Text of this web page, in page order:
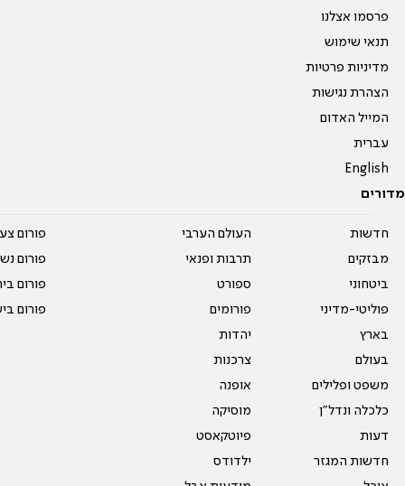
פרסמו אצלנו
תנאי שימוש
מדיניות פרטיות
הצהרת נגישות
המייל האדום
עברית
English
מדורים
חדשות
מבזקים
ביטחוני
פוליטי-מדיני
בארץ
בעולם
משפט ופלילים
כלכלה ונדל"ן
דעות
חדשות המגזר
העולם הערבי
תרבות ופנאי
ספורט
פורומים
יהדות
צרכנות
אופנה
מוסיקה
פיוטקאסט
ילדודס
פורום
פורום
פורום
פורום